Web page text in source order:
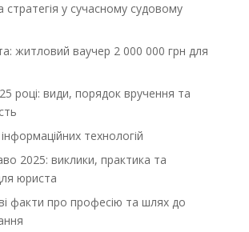
стратегія у сучасному судовому
житловий ваучер 2 000 000 грн для
році: види, порядок вручення та
технологій
2025: виклики, практика та
юриста
факти про професію та шлях до